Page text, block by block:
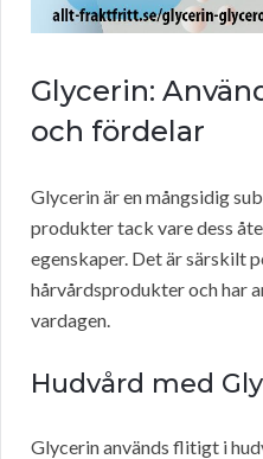
Glycerin:
och fördelar
Glycerin är en mångsidig
produkter tack vare dess
egenskaper. Det är särskilt
hårvårdsprodukter och har
vardagen.
Hudvård med
Glycerin används flitigt i